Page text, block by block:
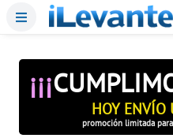
Menu
¡¡¡
HOY ENVÍO
promoción limitada